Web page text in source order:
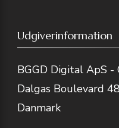
Udgiverinformation
BGGD Digital ApS -
Dalgas Boulevard
Danmark